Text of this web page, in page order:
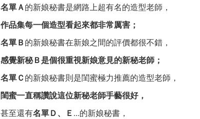
名單Ａ的新娘秘書是網路上超有名的造型老師，
作品集每一個造型看起來都非常厲害；
名單Ｂ的新娘秘書在新娘之間的評價都很不錯，
感覺新秘Ｂ是個很重視新娘意見的新秘老師；
名單Ｃ的新娘秘書則是閨蜜極力推薦的造型老師，
閨蜜一直稱讚說這位新秘老師手藝很好，
甚至還有名單Ｄ、Ｅ...的新娘秘書，